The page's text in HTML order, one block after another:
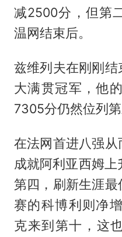
减2500分，但第
温网结束后。
兹维列夫在刚刚
大满贯冠军，他
7305分仍然位列第
在法网首进八强
成就阿利亚西姆
第四，刷新生涯
赛的科博利则净
克来到第十，这